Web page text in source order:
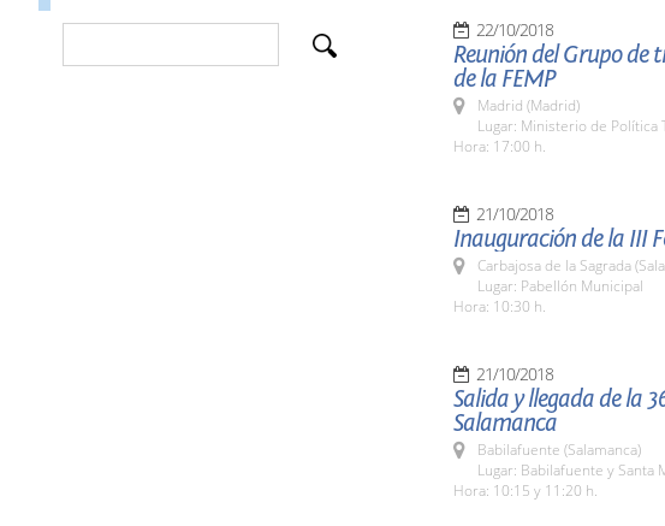
22/10/2018
Reunión del Grupo de
de la FEMP
Madrid (Madrid)
Lugar: Ministerio de Política
Hora: 17:00 h.
21/10/2018
Inauguración de la III
Carbajosa de la Sagrada
Lugar: Pabellón Municipal
Hora: 10:30 h.
21/10/2018
Salida y llegada de la
Salamanca
Babilafuente (Salamanca)
Lugar: Babilafuente y Santa
Hora: 10:15 y 11:20 h.